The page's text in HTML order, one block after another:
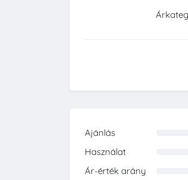
Ajánlás
Használat
Ár-érték arány